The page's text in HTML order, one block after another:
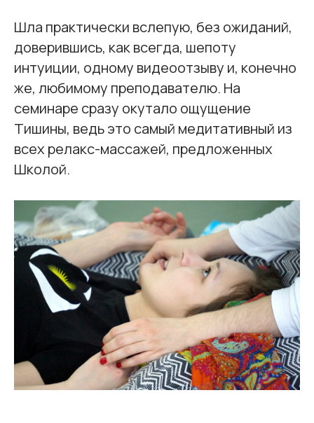
Шла практически вслепую, без ожиданий,
доверившись, как всегда, шепоту
интуиции, одному видеоотзыву и, конечно
же, любимому преподавателю. На
семинаре сразу окутало ощущение
Тишины, ведь это самый медитативный из
всех релакс-массажей, предложенных
Школой.